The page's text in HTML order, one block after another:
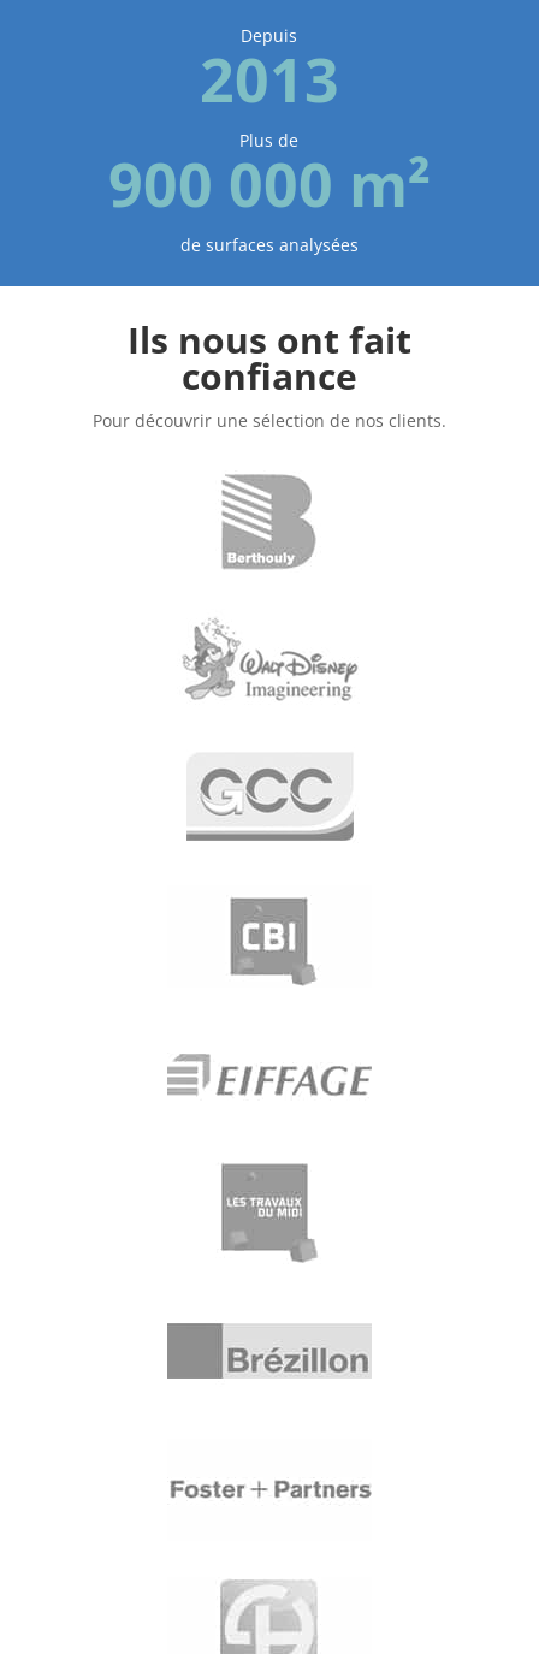
Depuis
2013
Plus de
900 000 m²
de surfaces analysées
Ils nous ont fait
confiance
Pour découvrir une sélection de nos clients.